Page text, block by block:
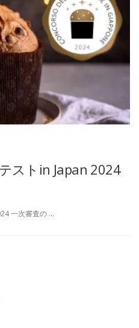
ストin Japan 2024
一次審査の …